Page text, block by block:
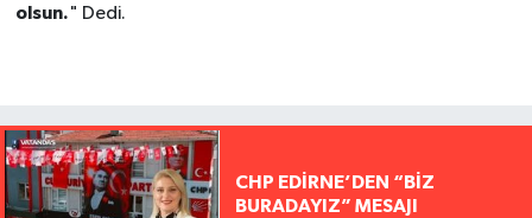
olsun." Dedi.
CHP EDİRNE’DEN “BİZ
BURADAYIZ” MESAJI